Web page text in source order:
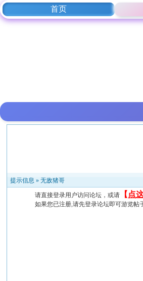
首页
提示信息 »无敌猪哥
请直接登录用户访问论坛，或请 【 点
如果您已注册,请先登录论坛即可游览帖